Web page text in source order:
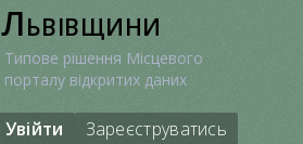
Львівщини
Типове рішення Місцевого
порталу відкритих даних
Увійти Зареєструватись